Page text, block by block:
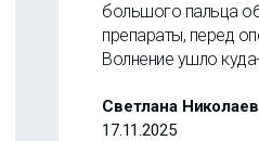
большого пальца
препараты, перед
Волнение ушло
и благополучия!
Светлана
17.11.2025